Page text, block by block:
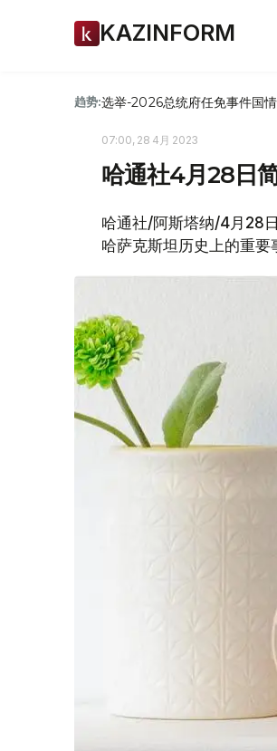
KAZINFORM
趋势:选举-2026总统府任免事件国
07:00, 28 4月 2023
哈通社4月28日
哈通社/阿斯塔纳/4月28
哈萨克斯坦历史上的重要